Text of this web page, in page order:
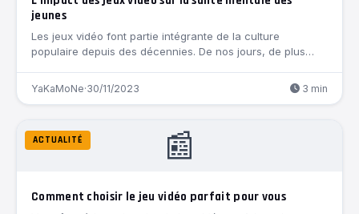
jeunes
Les jeux vidéo font partie intégrante de la culture
populaire depuis des décennies. De nos jours, de plus…
YaKaMoNe·30/11/2023 3 min
📰
ACTUALITÉ
Comment choisir le jeu vidéo parfait pour vous